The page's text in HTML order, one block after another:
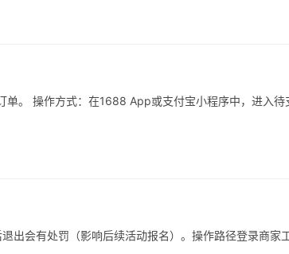
。 操作方式：在1688 App或支付宝小程序中，进入待
出会有处罚（影响后续活动报名）。操作路径登录商家